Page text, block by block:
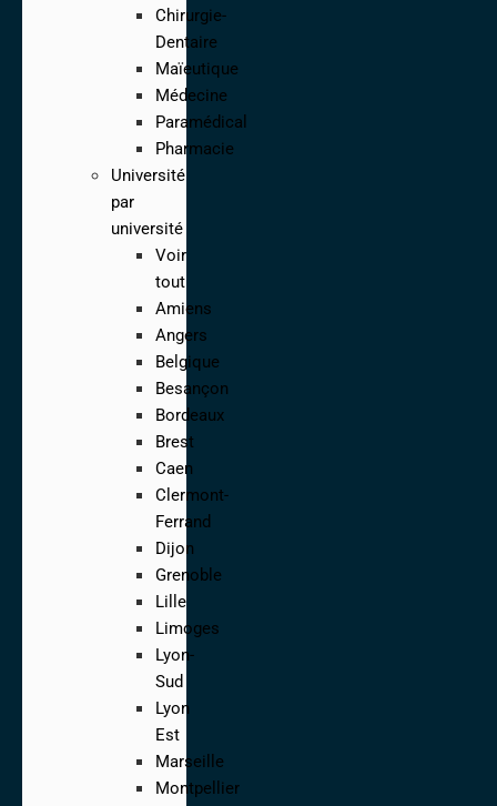
Chirurgie-
Dentaire
Maïeutique
Médecine
Paramédical
Pharmacie
Université
par
université
Voir
tout
Amiens
Angers
Belgique
Besançon
Bordeaux
Brest
Caen
Clermont-
Ferrand
Dijon
Grenoble
Lille
Limoges
Lyon-
Sud
Lyon
Est
Marseille
Montpellier